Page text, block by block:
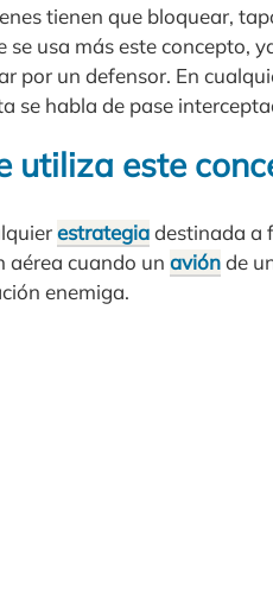
tienen que bloquear,
usa más este concepto,
por un defensor. En
se habla de pase
utiliza este
estrategiadestinada a
aérea cuando un aviónde
enemiga.